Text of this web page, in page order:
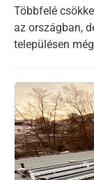
Többfelé
az országban,
településen